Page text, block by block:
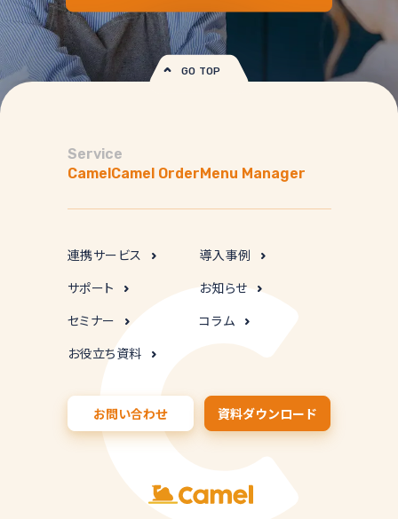
Service
Camel Camel Order Menu Manager
連携サービス
サポート
セミナー
導入事例
お知らせ
コラム
お役立ち資料
お問い合わせ 資料ダウンロード
GO TOP